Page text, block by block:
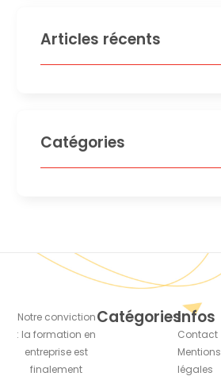
Articles récents
Catégories
Notre conviction
: la formation en
entreprise est
finalement
CatégoriesInfos
Contact
Mentions
légales